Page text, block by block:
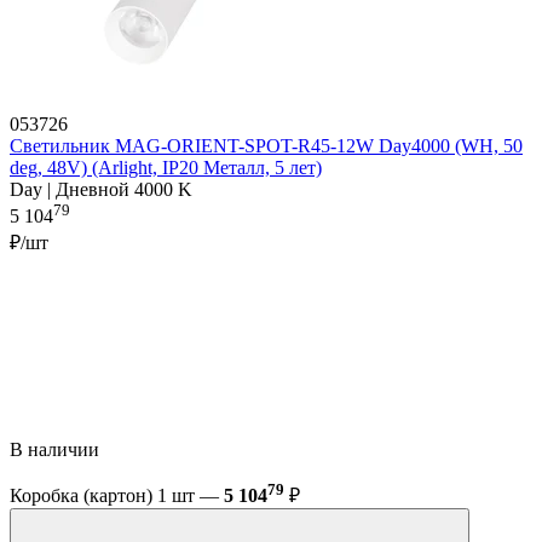
053726
Светильник MAG-ORIENT-SPOT-R45-12W Day4000 (WH, 50
deg, 48V) (Arlight, IP20 Металл, 5 лет)
Day | Дневной 4000 K
5 10479
₽/шт
В наличии
Коробка (картон) 1 шт — 5 10479 ₽